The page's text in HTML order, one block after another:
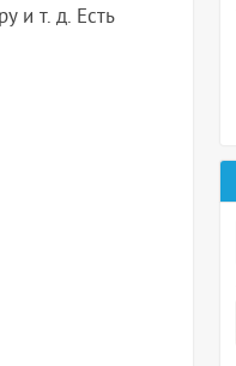
и т. д. Есть